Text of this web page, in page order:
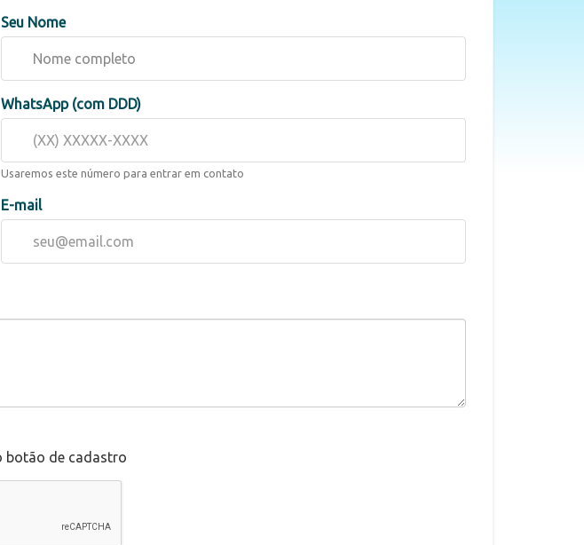
Seu Nome
WhatsApp (com DDD)
Usaremos este número para entrar em contato
E-mail
botão de cadastro